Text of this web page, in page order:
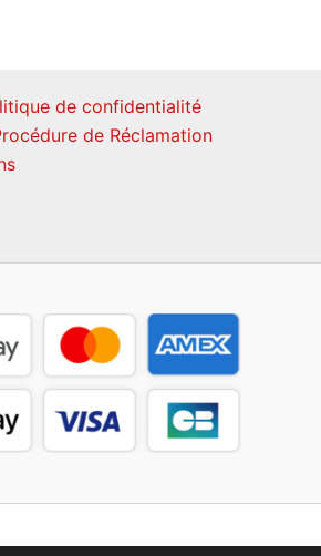
de confidentialité
de Réclamation